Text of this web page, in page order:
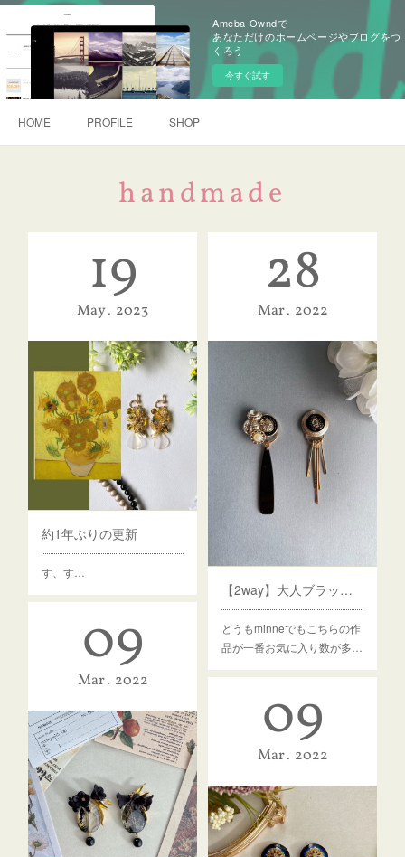
Ameba Owndで
あなただけのホームページやブログをつ
くろう
今すぐ試す
HOME PROFILE SHOP
handmade
19
May 2023
約1年ぶりの更新
す、す…
28
Mar 2022
【2way】大人ブラックのボタンロングチャームピアス・イヤリング
どうもminneでもこちらの作
品が一番お気に入り数が多…
09
Mar 2022 09
Mar 2022